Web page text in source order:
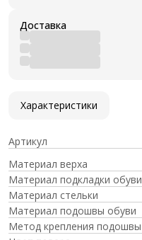
Доставка
Характеристики
Артикул
Материал верха
Материал подкладки обуви
Материал стельки
Материал подошвы обуви
Метод крепления подошвы